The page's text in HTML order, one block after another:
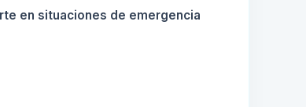
en situaciones de emergencia